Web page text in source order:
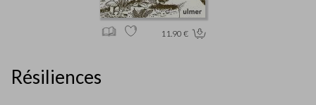
11.90 €
Résiliences